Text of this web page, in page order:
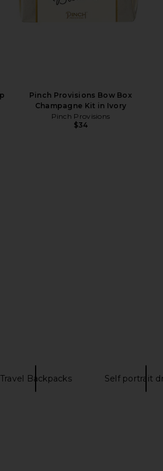
Pinch Provisions Bow Box
Champagne Kit in Ivory
Pinch Provisions
$34
Travel Backpacks Self portrait